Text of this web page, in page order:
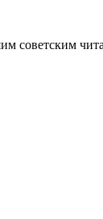
советским